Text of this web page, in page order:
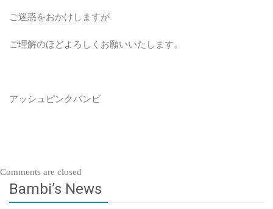
ご迷惑をおかけしますが
ご理解のほどよろしくお願いいたします。
アッシュピンクバンビ
Comments are closed
Bambi’s News